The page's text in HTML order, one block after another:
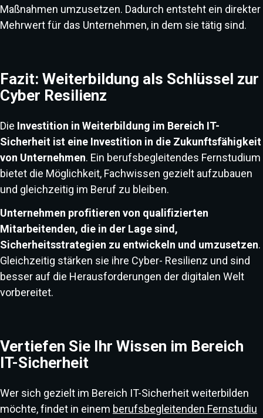
Maßnahmen umzusetzen. Dadurch entsteht ein direkter
Mehrwert für das Unternehmen, in dem sie tätig sind.
Fazit: Weiterbildung als Schlüssel zur
Cyber Resilienz
Die Investition in Weiterbildung im Bereich IT-
Sicherheit ist eine Investition in die Zukunftsfähigkeit
von Unternehmen. Ein berufsbegleitendes Fernstudium
bietet die Möglichkeit, Fachwissen gezielt aufzubauen
und gleichzeitig im Beruf zu bleiben.
Unternehmen profitieren von qualifizierten
Mitarbeitenden, die in der Lage sind,
Sicherheitsstrategien zu entwickeln und umzusetzen.
Gleichzeitig stärken sie ihre Cyber- Resilienz und sind
besser auf die Herausforderungen der digitalen Welt
vorbereitet.
Vertiefen Sie Ihr Wissen im Bereich
IT-Sicherheit
Wer sich gezielt im Bereich IT-Sicherheit weiterbilden
möchte, findet in einem berufsbegleitenden Fernstudiu